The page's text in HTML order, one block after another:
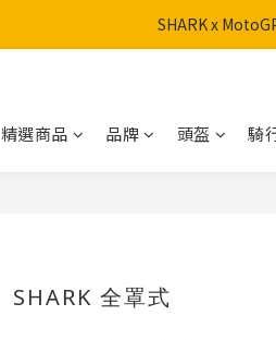
SHARK x
SHARK x
精選商品 品牌 頭盔 騎
SHARK 全罩式